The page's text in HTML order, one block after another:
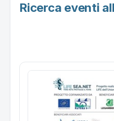
Ricerca eventi